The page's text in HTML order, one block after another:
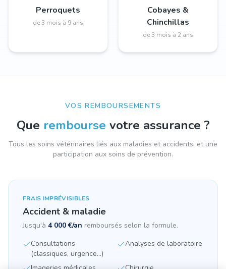
Perroquets
de 3 mois à 9 ans
Cobayes &
Chinchillas
de 3 mois à 2 ans
VOS REMBOURSEMENTS
Que rembourse votre assurance ?
Tous les soins vétérinaires liés aux maladies et accidents, et une
participation aux soins de prévention.
FRAIS IMPRÉVISIBLES
Accident & maladie
Jusqu'à 4 000 €/an remboursés selon la formule.
Consultations
(classiques, urgence...)
Analyses de laboratoire